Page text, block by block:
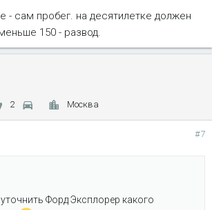
- сам пробег. на десятилетке должен
150 - развод.
2 Москва
#7
Форд Эксплорер какого